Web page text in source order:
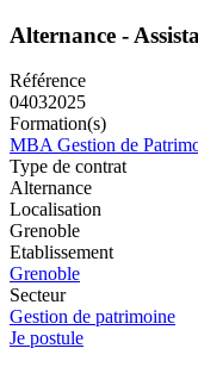
Alternance -
Référence
04032025
Formation(s)
MBA Gestion de
Type de contrat
Alternance
Localisation
Grenoble
Etablissement
Grenoble
Secteur
Gestion de patrimoine
Je postule